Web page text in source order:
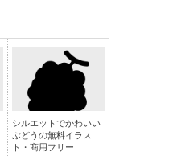
シルエットでかわいい
ぶどうの無料イラス
ト・商用フリー